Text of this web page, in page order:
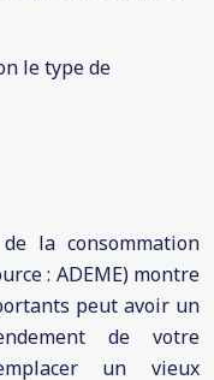
le type de
la consommation
: ADEME) montre
peut avoir un
de votre
un vieux